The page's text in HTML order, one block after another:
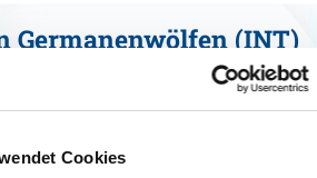
Cookies
Germanenwölfen (INT)